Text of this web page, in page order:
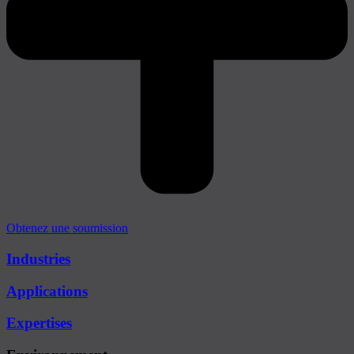
Obtenez une soumission
Industries
Applications
Expertises